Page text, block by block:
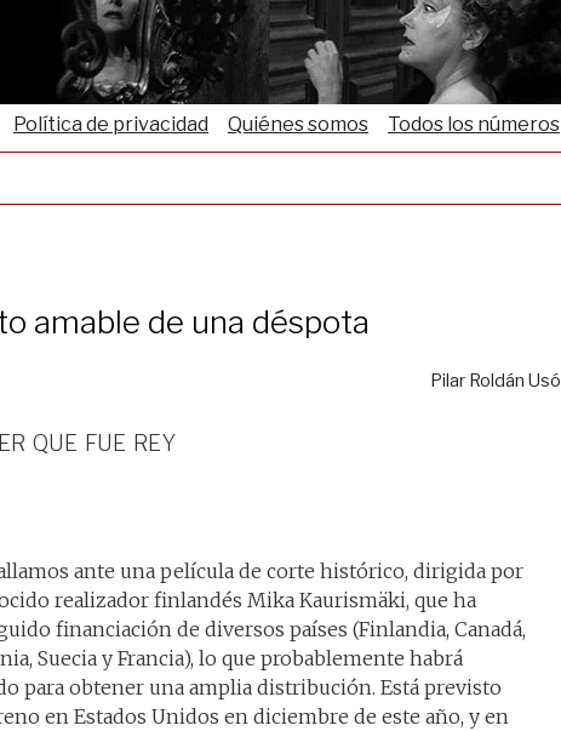
Política de privacidad Quiénes somos Todos los números
amable de una déspota
Pilar Roldán Usó
que fue rey
ante una película de corte histórico, dirigida por
realizador finlandés Mika Kaurismäki, que ha
financiación de diversos países (Finlandia, Canadá,
Suecia y Francia), lo que probablemente habrá
para obtener una amplia distribución. Está previsto
en Estados Unidos en diciembre de este año, y en